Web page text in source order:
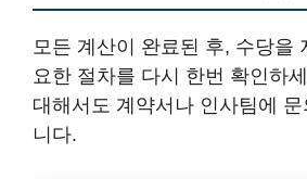
모든 계산이 완료된 후, 수당을
요한 절차를 다시 한번 확인하
대해서도 계약서나 인사팀에
니다.